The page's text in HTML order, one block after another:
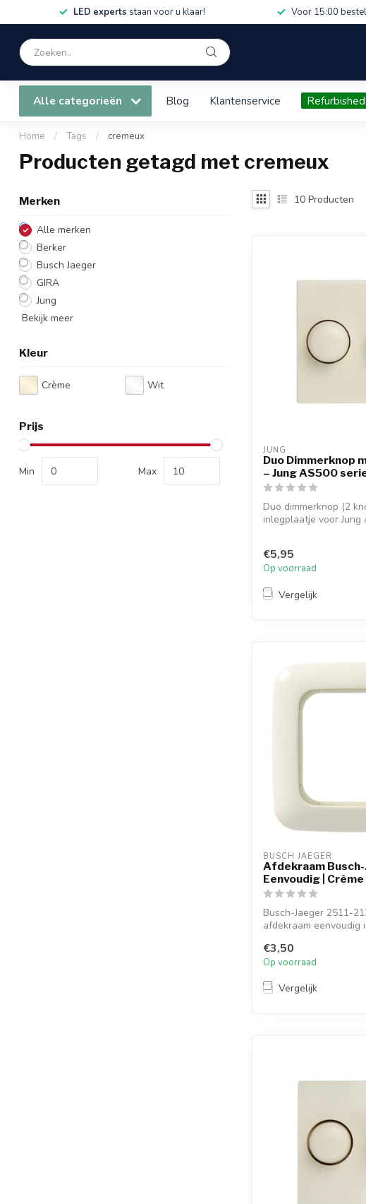
LED experts staan voor u klaar! Voor 15:00
Alle categorieën Blog Klantenservice Refurbished
Home / Tags / cremeux
Producten getagd met cremeux
Merken
Alle merken
Berker
Busch Jaeger
GIRA
Jung
Bekijk meer
Kleur
Crème Wit
Prijs
Min Max
10 Producten
JUNG
Duo Dimmerknop
– Jung AS500
Duo dimmerknop (2
inlegplaatje voor Jung
€5,95
Op voorraad
Vergelijk
BUSCH JAEGER
Afdekraam
Eenvoudig | Crème
Busch-Jaeger 2511-
afdekraam eenvoudig
€3,50
Op voorraad
Vergelijk